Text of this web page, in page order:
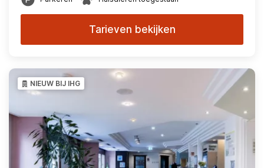
Tarieven bekijken
NIEUW BIJ IHG